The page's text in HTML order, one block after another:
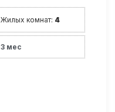
Жилых комнат: 4
3 мес